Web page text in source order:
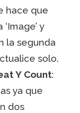
hace que
y
la segunda
solo.
Y Count:
ya que
dos